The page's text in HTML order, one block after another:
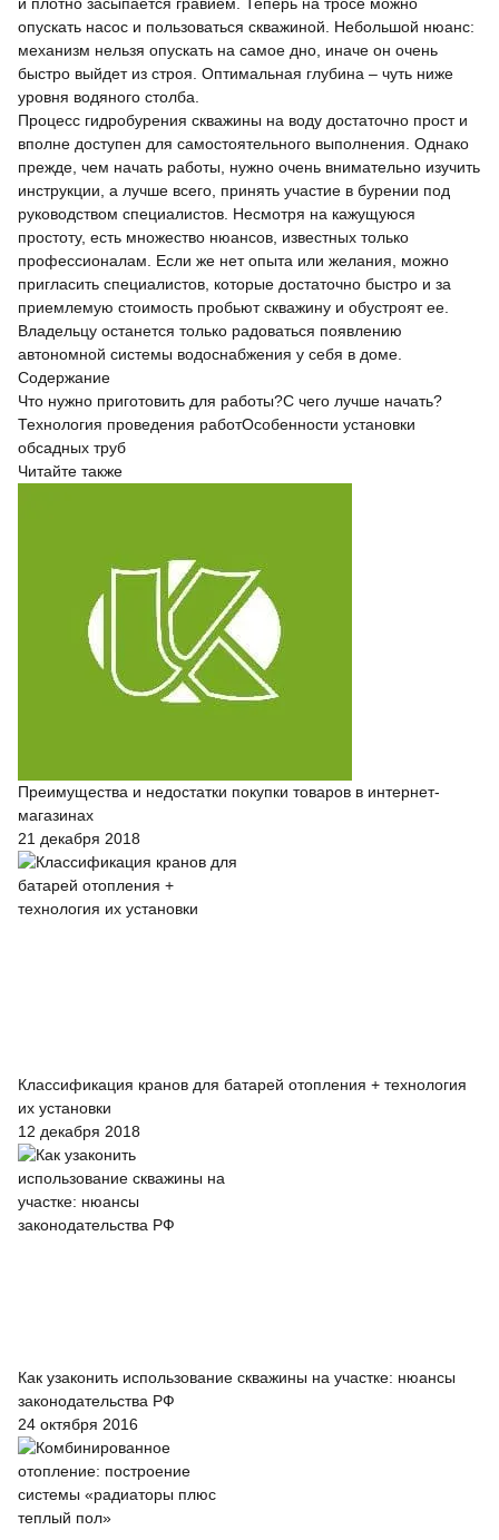
опускать насос и пользоваться скважиной. Небольшой нюанс:
механизм нельзя опускать на самое дно, иначе он очень
быстро выйдет из строя. Оптимальная глубина – чуть ниже
уровня водяного столба.
Процесс гидробурения скважины на воду достаточно прост и
вполне доступен для самостоятельного выполнения. Однако
прежде, чем начать работы, нужно очень внимательно изучить
инструкции, а лучше всего, принять участие в бурении под
руководством специалистов. Несмотря на кажущуюся
простоту, есть множество нюансов, известных только
профессионалам. Если же нет опыта или желания, можно
пригласить специалистов, которые достаточно быстро и за
приемлемую стоимость пробьют скважину и обустроят ее.
Владельцу останется только радоваться появлению
автономной системы водоснабжения у себя в доме.
Содержание
Что нужно приготовить для работы?С чего лучше начать?
Технология проведения работОсобенности установки
обсадных труб
Читайте также
Преимущества и недостатки покупки товаров в интернет-
магазинах
21 декабря 2018
Классификация кранов для батарей отопления + технология
их установки
12 декабря 2018
Как узаконить использование скважины на участке: нюансы
законодательства РФ
24 октября 2016